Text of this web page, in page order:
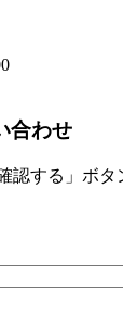
合わせ
認する」ボタ